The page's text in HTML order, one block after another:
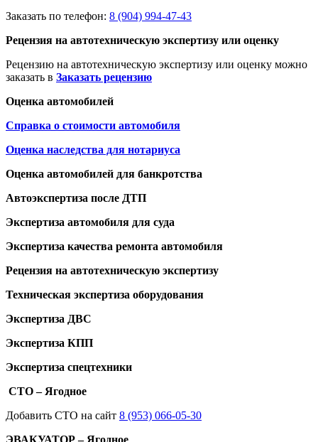
Заказать по телефон: 8 (904) 994-47-43
Рецензия на автотехническую экспертизу или оценку
Рецензию на автотехническую экспертизу или оценку можно
заказать в Заказать рецензию
Оценка автомобилей
Справка о стоимости автомобиля
Оценка наследства для нотариуса
Оценка автомобилей для банкротства
Автоэкспертиза после ДТП
Экспертиза автомобиля для суда
Экспертиза качества ремонта автомобиля
Рецензия на автотехническую экспертизу
Техническая экспертиза оборудования
Экспертиза ДВС
Экспертиза КПП
Экспертиза спецтехники
СТО – Ягодное
Добавить СТО на сайт 8 (953) 066-05-30
ЭВАКУАТОР – Ягодное